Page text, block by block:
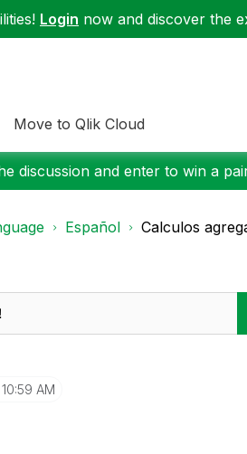
Login now and discover the
Move to Qlik Cloud
discussion and enter to win a
Español Calculos
10:59 AM